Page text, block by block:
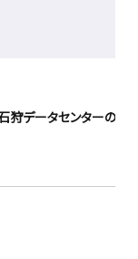
石狩データセンター